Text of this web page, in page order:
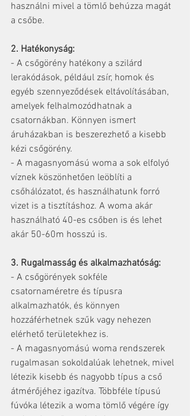
használni mivel a tömlő behúzza magát
a csőbe.
2. Hatékonyság:
- A csőgörény hatékony a szilárd
lerakódások, például zsír, homok és
egyéb szennyeződések eltávolításában,
amelyek felhalmozódhatnak a
csatornákban. Könnyen ismert
áruházakban is beszerezhető a kisebb
kézi csőgörény.
- A magasnyomású woma a sok elfolyó
víznek köszönhetően leöblíti a
csőhálózatot, és használhatunk forró
vizet is a tisztításhoz. A woma akár
használható 40-es csőben is és lehet
akár 50-60m hosszú is.
3. Rugalmasság és alkalmazhatóság:
- A csőgörények sokféle
csatornaméretre és típusra
alkalmazhatók, és könnyen
hozzáférhetnek szűk vagy nehezen
elérhető területekhez is.
- A magasnyomású woma rendszerek
rugalmasan sokoldalúak lehetnek, mivel
létezik kisebb és nagyobb típus a cső
átmérőjéhez igazítva. Többféle típusú
fúvóka létezik a woma tömlő végére így